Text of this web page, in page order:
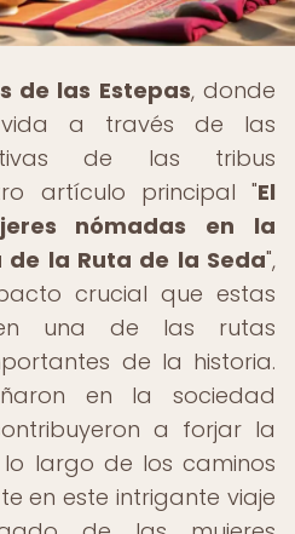
de las Estepas, donde
a través de las
de las tribus
artículo principal "El
nómadas en la
la Ruta de la Seda",
crucial que estas
en una de las rutas
de la historia.
en la sociedad
a forjar la
largo de los caminos
en este intrigante viaje